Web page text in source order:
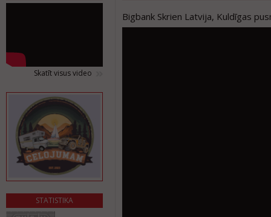
Skatīt visus video
STATISTIKA
Bigbank Skrien Latvija, Kuldīgas